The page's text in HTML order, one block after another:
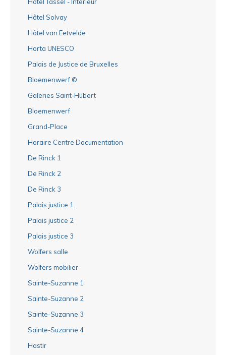
Hôtel Solvay
Hôtel van Eetvelde
Horta UNESCO
Palais de Justice de Bruxelles
Bloemenwerf ©
Galeries Saint-Hubert
Bloemenwerf
Grand-Place
Horaire Centre Documentation
De Rinck 1
De Rinck 2
De Rinck 3
Palais justice 1
Palais justice 2
Palais justice 3
Wolfers salle
Wolfers mobilier
Sainte-Suzanne 1
Sainte-Suzanne 2
Sainte-Suzanne 3
Sainte-Suzanne 4
Hastir